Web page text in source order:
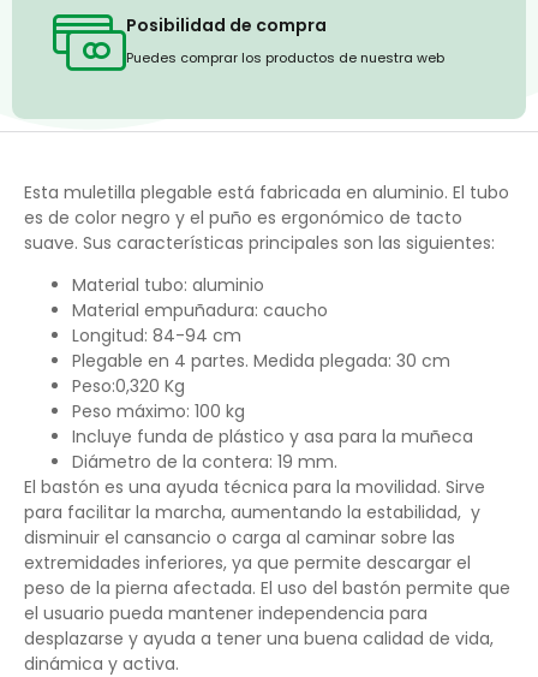
Posibilidad de compra
Puedes comprar los productos de nuestra web
Esta muletilla plegable está fabricada en aluminio. El tubo
es de color negro y el puño es ergonómico de tacto
suave. Sus características principales son las siguientes:
Material tubo: aluminio
Material empuñadura: caucho
Longitud: 84-94 cm
Plegable en 4 partes. Medida plegada: 30 cm
Peso:0,320 Kg
Peso máximo: 100 kg
Incluye funda de plástico y asa para la muñeca
Diámetro de la contera: 19 mm.
El bastón es una ayuda técnica para la movilidad. Sirve
para facilitar la marcha, aumentando la estabilidad, y
disminuir el cansancio o carga al caminar sobre las
extremidades inferiores, ya que permite descargar el
peso de la pierna afectada. El uso del bastón permite que
el usuario pueda mantener independencia para
desplazarse y ayuda a tener una buena calidad de vida,
dinámica y activa.